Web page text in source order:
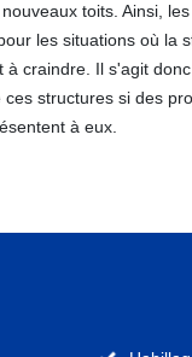
toits. Ainsi,
les situations où la
à craindre. Il s'agit
ces structures si des
à eux.